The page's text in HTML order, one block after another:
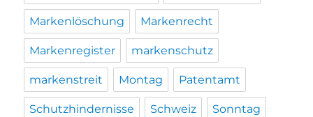
Markenlöschung Markenrecht
Markenregister markenschutz
markenstreit Montag Patentamt
Schutzhindernisse Schweiz Sonntag